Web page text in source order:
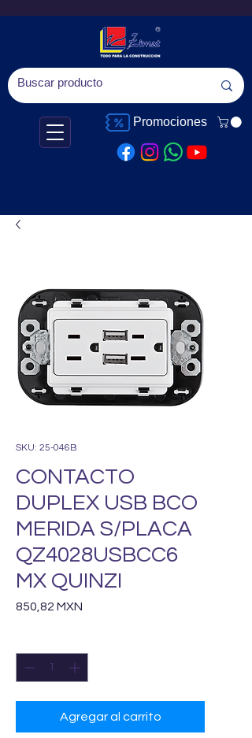
Promociones
SKU: 25-046B
CONTACTO
DUPLEX USB BCO
MERIDA S/PLACA
QZ4028USBCC6
MX QUINZI
850,82 MXN
Agregar al carrito